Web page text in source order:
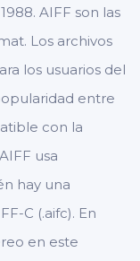
AIFF son las
Los archivos
los usuarios del
entre
con la
usa
hay una
C (.aifc). En
en este